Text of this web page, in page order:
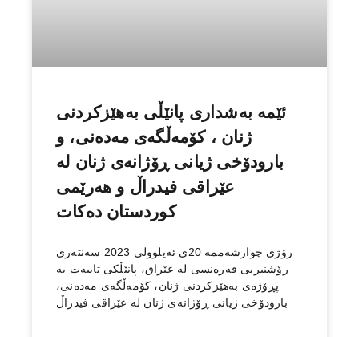
ئێمە بەشداری پانێڵی بەهێزکردنی
ژنان ، کۆمەڵگەی مەدەنی، و
بارودۆخی ژیانی ڕۆژانەی ژنان له‌
عێراقی فیدراڵ و هەرێمی
کوردستان دەكات
رۆژی چوارشه‌ممه‌ 20ی ئه‌یلوولی 2023 سه‌نته‌ری
رۆشنبریی فه‌ره‌نسی له‌ عێراق، پانێڵكی تایبه‌ت به‌
پڕۆژەی بەهێزکردنی ژنان، کۆمەڵگەی مەدەنی،
بارودۆخی ژیانی ڕۆژانەی ژنان له‌ عێراقی فیدراڵ